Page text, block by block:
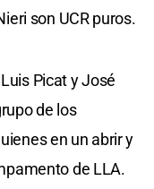
son UCR puros.
Picat y José
de los
en un abrir y
de LLA.